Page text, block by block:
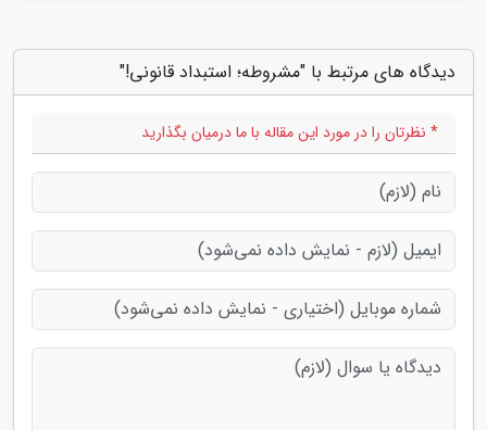
دیدگاه های مرتبط با "مشروطه؛ استبداد قانونی!"
* نظرتان را در مورد این مقاله با ما درمیان بگذارید